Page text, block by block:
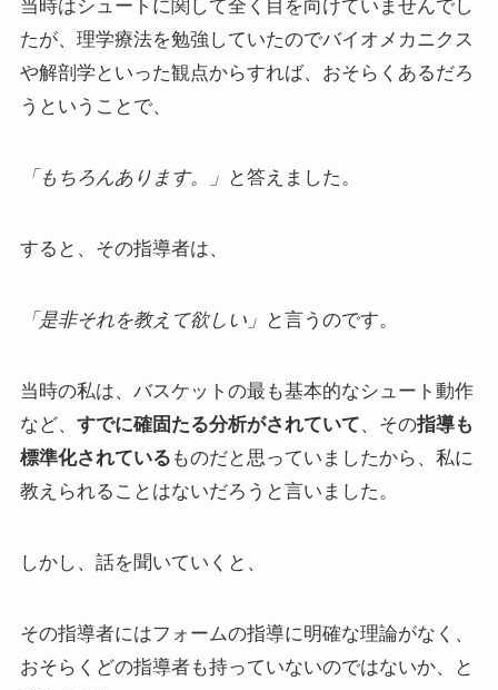
当時はシュートに関して全く目を向けていませんでし
たが、理学療法を勉強していたのでバイオメカニクス
や解剖学といった観点からすれば、おそらくあるだろ
うということで、
「もちろんあります。」 と答えました。
すると、その指導者は、
「是非それを教えて欲しい」 と言うのです。
当時の私は、バスケットの最も基本的なシュート動作
など、 すでに確固たる分析がされていて、その指導も
標準化されている ものだと思っていましたから、私に
教えられることはないだろうと言いました。
しかし、話を聞いていくと、
その指導者にはフォームの指導に明確な理論がなく、
おそらくどの指導者も持っていないのではないか、と